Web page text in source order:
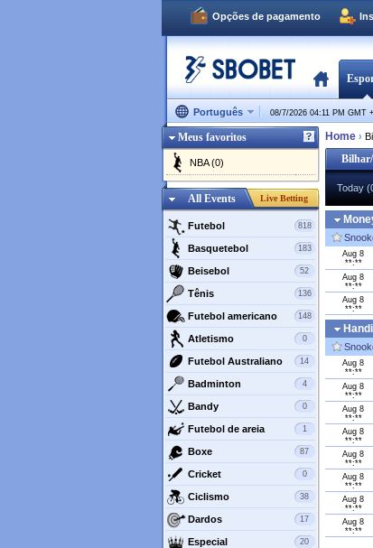
Opções de pagamento
Português 08/7/2026 04:11 PM GMT +
Meus favoritos
NBA (0)
All Events Live Betting
Futebol 818
Basquetebol 183
Beisebol 52
Tênis 136
Futebol americano 148
Atletismo 0
Futebol Australiano 14
Badminton 4
Bandy 0
Futebol de areia 1
Boxe 87
Cricket 0
Ciclismo 38
Dardos 17
Especial 20
Home›
Today
Aug 8
**:**
Aug 8
**:**
Aug 8
**:**
Aug 8
**:**
Aug 8
**:**
Aug 8
**:**
Aug 8
**:**
Aug 8
**:**
Aug 8
**:**
Aug 8
**:**
Aug 8
**:**